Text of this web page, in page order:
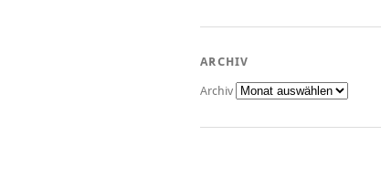
ARCHIV
Archiv